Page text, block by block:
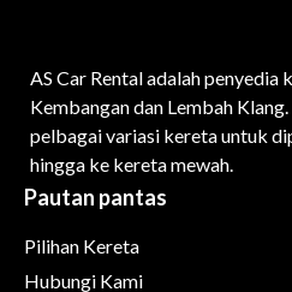
AS Car Rental adalah penyedia
Kembangan dan Lembah
pelbagai variasi kereta untuk
hingga ke kereta mewah.
Pautan pantas
Pilihan Kereta
Hubungi Kami